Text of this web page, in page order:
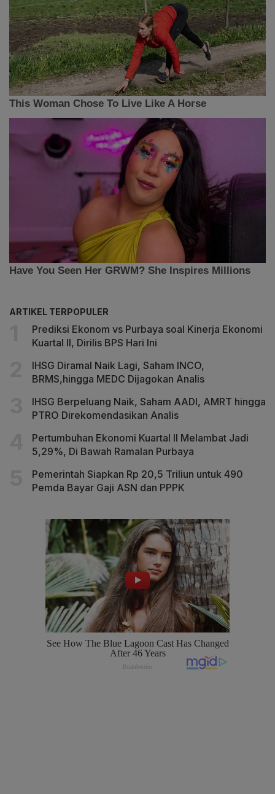
ARTIKEL TERPOPULER
Prediksi Ekonom vs Purbaya soal Kinerja Ekonomi
Kuartal II, Dirilis BPS Hari Ini
IHSG Diramal Naik Lagi, Saham INCO,
BRMS,hingga MEDC Dijagokan Analis
IHSG Berpeluang Naik, Saham AADI, AMRT hingga
PTRO Direkomendasikan Analis
Pertumbuhan Ekonomi Kuartal II Melambat Jadi
5,29%, Di Bawah Ramalan Purbaya
Pemerintah Siapkan Rp 20,5 Triliun untuk 490
Pemda Bayar Gaji ASN dan PPPK